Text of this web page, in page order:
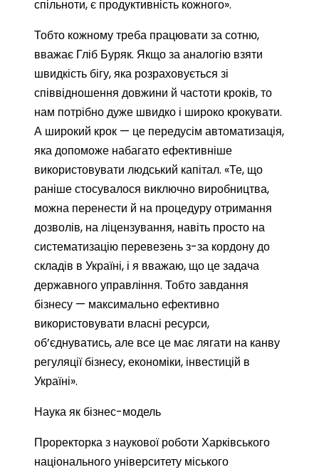
спільноти, є продуктивність кожного».
Тобто кожному треба працювати за сотню,
вважає Гліб Буряк. Якщо за аналогію взяти
швидкість бігу, яка розраховується зі
співвідношення довжини й частоти кроків, то
нам потрібно дуже швидко і широко крокувати.
А широкий крок — це передусім автоматизація,
яка допоможе набагато ефективніше
використовувати людський капітал. «Те, що
раніше стосувалося виключно виробництва,
можна перенести й на процедуру отримання
дозволів, на ліцензування, навіть просто на
систематизацію перевезень з-за кордону до
складів в Україні, і я вважаю, що це задача
державного управління. Тобто завдання
бізнесу — максимально ефективно
використовувати власні ресурси,
об’єднуватись, але все це має лягати на канву
регуляції бізнесу, економіки, інвестицій в
Україні».
Наука як бізнес-модель
Проректорка з наукової роботи Харківського
національного університету міського